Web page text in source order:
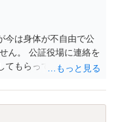
今は身体が不自由で公
ん。 公証役場に連絡を
てもらって公正証書を
名義変更しておいた方
？ 詳細が不明であり何